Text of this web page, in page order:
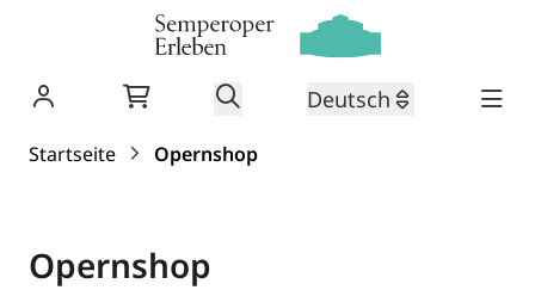
WarenkorbSuche Deutsch
Zum Inhalt springen
Startseite Opernshop
Opernshop